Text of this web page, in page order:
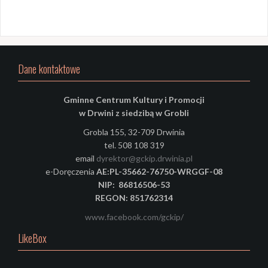
Dane kontaktowe
Gminne Centrum Kultury i Promocji
w Drwini z siedzibą w Grobli
Grobla 155, 32-709 Drwinia
tel. 508 108 319
email dyrektor@gckip.drwinia.pl
e-Doręczenia AE:PL-35662-76750-WRGGF-08
NIP: 86816506-53
REGON: 851762314
www.facebook.com/gckip/
LikeBox